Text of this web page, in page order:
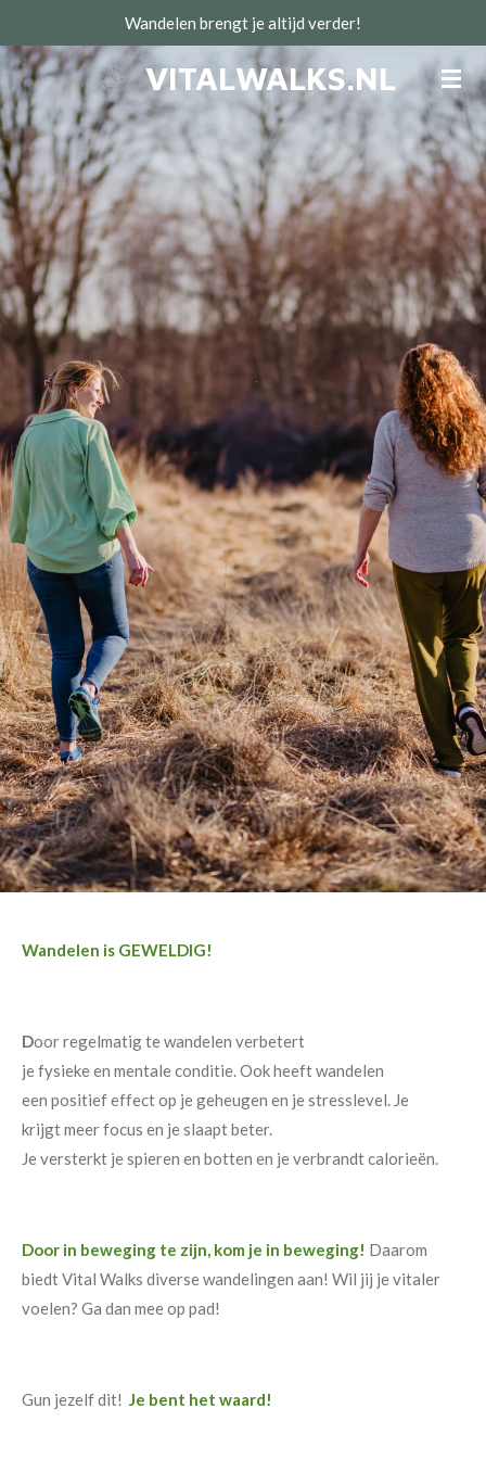
direct
naar
de
hoofdinhoud
VITALWALKS.NL
Wandelen brengt je altijd verder!
Wandelen is GEWELDIG!
Door regelmatig te wandelen verbetert
je fysieke en mentale conditie. Ook heeft wandelen
een positief effect op je geheugen en je stresslevel. Je
krijgt meer focus en je slaapt beter.
Je versterkt je spieren en botten en je verbrandt calorieën.
Door in beweging te zijn, kom je in beweging! Daarom
biedt Vital Walks diverse wandelingen aan! Wil jij je vitaler
voelen? Ga dan mee op pad!
Gun jezelf dit! Je bent het waard!